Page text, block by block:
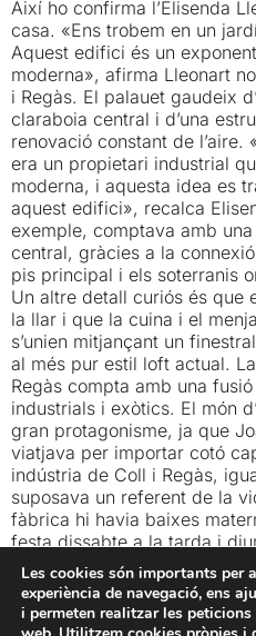
Així ho confirma l’Elisenda
casa. «Ens trobem en un
Aquest edifici és un
moderna», afirma Lleonart
i Regàs. El palauet gaudeix
claraboia central i d’una
renovació constant de l’aire.
era un propietari industrial
moderna, i aquesta idea es
aquest edifici», recalca
exemple, comptava amb
central, gràcies a la
pis principal i els soterranis
Un altre detall curiós és que
la llar i que la cuina i el
s’unien mitjançant un
al més pur estil loft actual.
Regàs compta amb una
industrials i exòtics. El món
gran protagonisme, ja que
viatjava per importar cotó
indústria de Coll i Regàs,
suposava un referent de la
fàbrica hi havia baixes
festa dissabte a la tarda i
https://youtu.be/A7Nz3llPLT0
Reportatge original a Revista
Les cookies són importants per
experiència de navegació, ens
i permeten realitzar les